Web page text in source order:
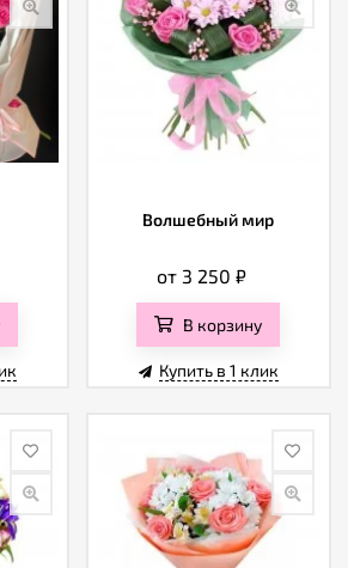
Волшебный мир
от 3 250 ₽
В корзину
Купить в 1 клик